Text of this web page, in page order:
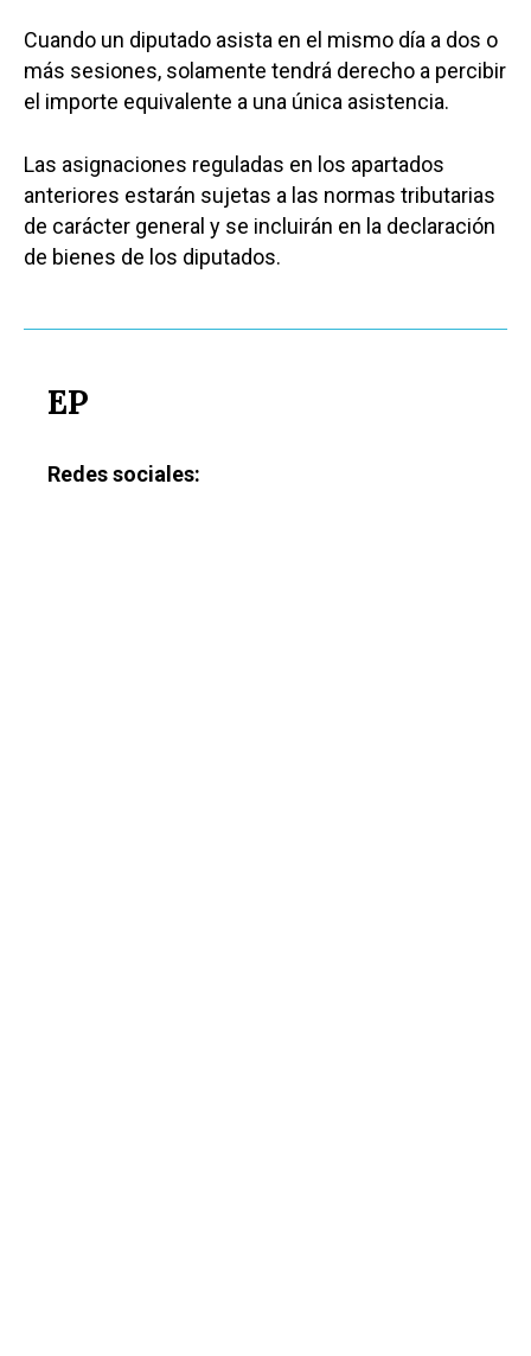
Cuando un diputado asista en el mismo día a dos o
más sesiones, solamente tendrá derecho a percibir
el importe equivalente a una única asistencia.
Las asignaciones reguladas en los apartados
anteriores estarán sujetas a las normas tributarias
de carácter general y se incluirán en la declaración
de bienes de los diputados.
EP
Redes sociales: